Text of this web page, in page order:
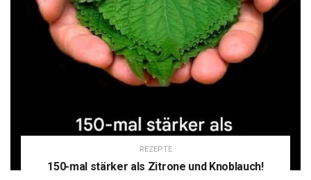
REZEPTE
150-mal stärker als Zitrone und Knoblauch!